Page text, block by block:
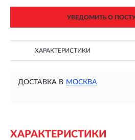
УВЕДОМИТЬ О
ХАРАКТЕРИСТИКИ
ДОСТАВКА В МОСКВА
ХАРАКТЕРИСТИКИ